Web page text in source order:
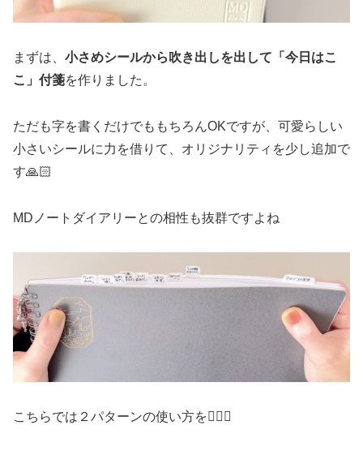
まずは、 小さめシールから吹き出しを出して「今日はこ
こ」付箋を作りました。
ただも字を書くだけでももちろんOKですが、可愛らしい
小さいシールに力を借りて、オリジナリティを少し追加で
す🙏🏻
MDノートダイアリーとの相性も抜群ですよね
こちらでは２パターンの使い方を🙆🏻‍♀️